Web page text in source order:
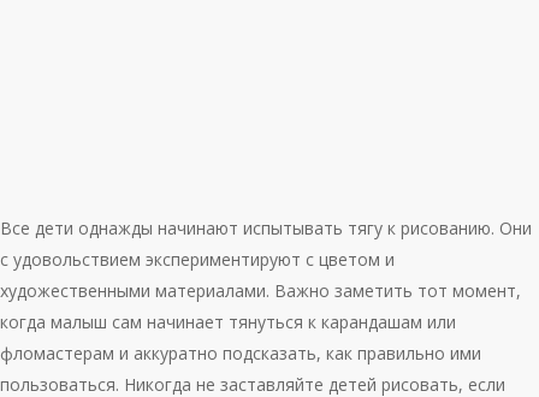
Все дети однажды начинают испытывать тягу к рисованию. Они
с удовольствием экспериментируют с цветом и
художественными материалами. Важно заметить тот момент,
когда малыш сам начинает тянуться к карандашам или
фломастерам и аккуратно подсказать, как правильно ими
пользоваться. Никогда не заставляйте детей рисовать, если